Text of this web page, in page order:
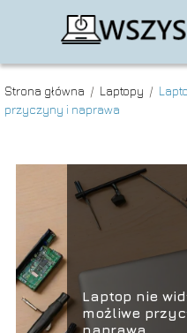
Strona główna / Laptopy /
przyczyny i naprawa
Laptop nie
możliwe
naprawa